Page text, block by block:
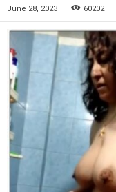
June 28, 2023 60202